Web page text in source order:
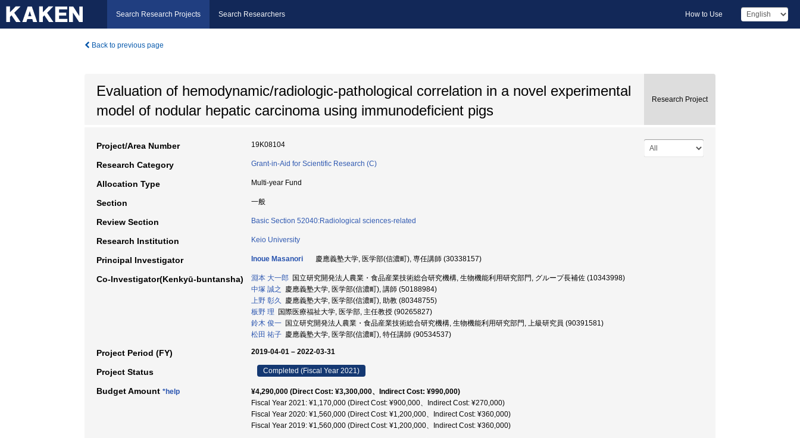
Search Research Projects Search Researchers How to Use
Back to previous page
Evaluation of hemodynamic/radiologic-pathological correlation in a novel experimental
model of nodular hepatic carcinoma using immunodeficient pigs
Research Project
Project/Area Number 19K08104
Research Category Grant-in-Aid for Scientific Research (C)
Allocation Type Multi-year Fund
Section 一般
Review Section Basic Section 52040:Radiological sciences-related
Research Institution Keio University
Principal Investigator Inoue Masanori 慶應義塾大学, 医学部(信濃町), 専任講師 (30338157)
Co-Investigator(Kenkyū-buntansha) 淵本 大一郎 国立研究開発法人農業・食品産業技術総合研究機構, 生物機能利用研究部門, グループ長補佐 (10343998)
中塚 誠之
慶應義塾大学, 医学部(信濃町), 講師 (50188984)
上野 彰久
慶應義塾大学, 医学部(信濃町), 助教 (80348755)
板野 理 国際医療福祉大学, 医学部, 主任教授 (90265827)
鈴木 俊一 国立研究開発法人農業・食品産業技術総合研究機構, 生物機能利用研究部門, 上級研究員 (90391581)
松田 祐子 慶應義塾大学, 医学部(信濃町), 特任講師 (90534537)
Project Period (FY) 2019-04-01 – 2022-03-31
Project Status Completed (Fiscal Year 2021)
Budget Amount *help
¥4,290,000 (Direct Cost: ¥3,300,000、Indirect Cost: ¥990,000)
Fiscal Year 2021: ¥1,170,000 (Direct Cost: ¥900,000、Indirect Cost: ¥270,000)
Fiscal Year 2020: ¥1,560,000 (Direct Cost: ¥1,200,000、Indirect Cost: ¥360,000)
Fiscal Year 2019: ¥1,560,000 (Direct Cost: ¥1,200,000、Indirect Cost: ¥360,000)